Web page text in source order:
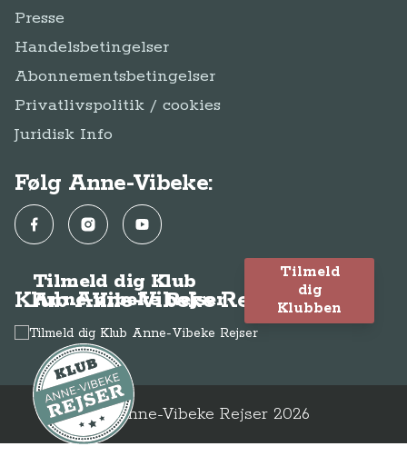
Presse
Handelsbetingelser
Abonnementsbetingelser
Privatlivspolitik / cookies
Juridisk Info
Følg Anne-Vibeke:
FacebookInstagramYouTube
Klub Anne-Vibeke Rejser
Tilmeld dig Klub
Anne-Vibeke Rejser
Tilmeld
dig
Klubben
© Anne-Vibeke Rejser 2026